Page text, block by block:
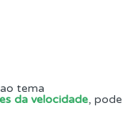
tema
da velocidade, pode